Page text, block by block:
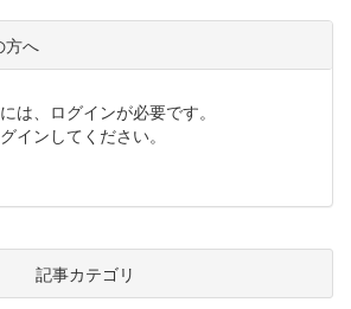
方へ
は、ログインが必要です。
インしてください。
記事カテゴリ